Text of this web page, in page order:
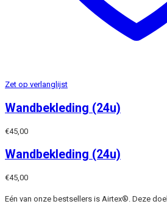
Zet op verlanglijst
Wandbekleding (24u)
€45,00
Wandbekleding (24u)
€45,00
Eén van onze bestsellers is Airtex®. Deze